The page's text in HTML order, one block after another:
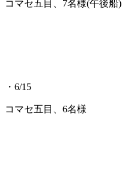
コマセ五目、7名様(午後船)
・6/15
コマセ五目、6名様